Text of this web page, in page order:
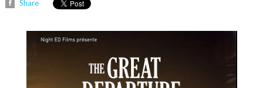
Share